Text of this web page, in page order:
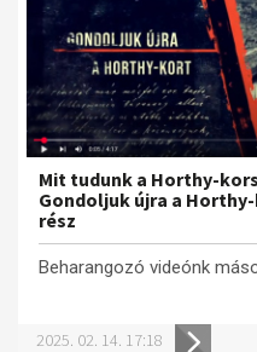
A
Utókor
Galéria
Mit tudunk a Horthy-
Gondoljuk újra a
rész
Beharangozó videónk
2025. 02. 14. 17:18